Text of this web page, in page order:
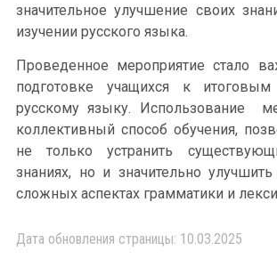
значительное улучшение своих
изучении русского языка.
Проведенное мероприятие стало
подготовке учащихся к
русскому языку. Использование
коллективный способ обучения,
не только устранить
знаниях, но и значительно
сложных аспектах грамматики и
Дата обновления страницы: 10.03.2025